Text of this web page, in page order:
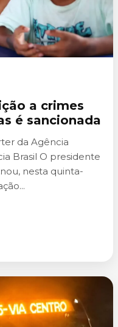
a crimes
é sancionada
da Agência
Brasil O presidente
nesta quinta-